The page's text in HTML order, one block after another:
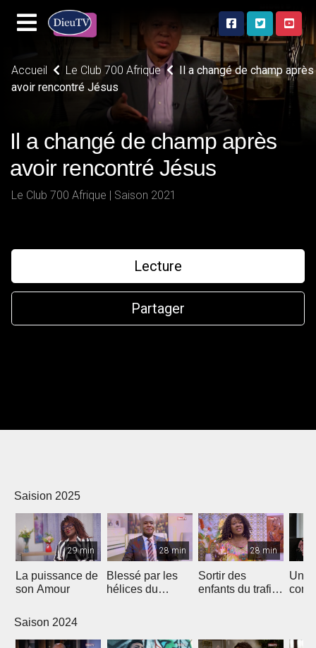
Accueil Le Club 700 Afrique
Il a changé de champ après
avoir rencontré Jésus
Il a changé de champ après
avoir rencontré Jésus
Le Club 700 Afrique | Saison 2021
Lecture
Partager
Saision 2025
29 min
La puissance de
son Amour
28 min
Blessé par les
hélices du
28 min
Sortir des
enfants du trafic
Un
Saison 2024